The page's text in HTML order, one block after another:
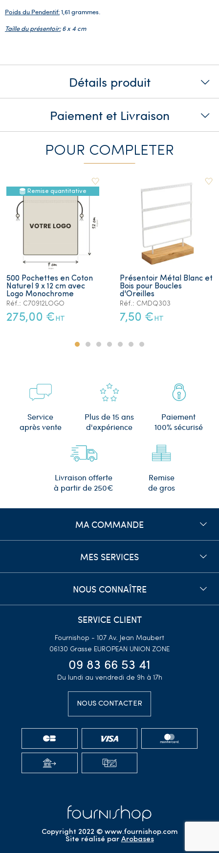
Poids du Pendentif:1,61 grammes.
Taille du présentoir:6 x 4 cm
Détails produit
Paiement et Livraison
POUR COMPLETER
Remise quantitative
500 Pochettes en Coton
Naturel 9 x 12 cm avec
Logo Monochrome
Réf.: C70912LOGO
275,00 € HT
Présentoir Métal Blanc et
Bois pour Boucles
d'Oreilles
Réf.: CMDQ303
7,50 € HT
Service
après vente
Plus de 15 ans
d'expérience
Paiement
100% sécurisé
Livraison offerte
à partir de 250€
Remise
de gros
MA COMMANDE
MES SERVICES
NOUS CONNAÎTRE
SERVICE CLIENT
Fournishop - 107 Av. Jean Maubert
06130 Grasse EUROPEAN UNION ZONE
09 83 66 53 41
Du lundi au vendredi de 9h à 17h
NOUS CONTACTER
Copyright 2022 © www.fournishop.com
Site réalisé par Arobases